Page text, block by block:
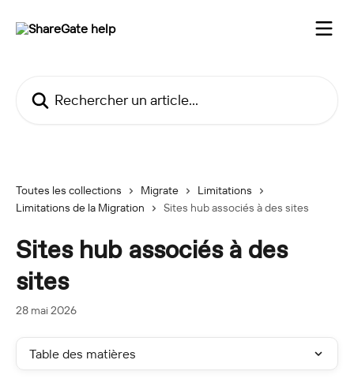
Toutes les collections Migrate
Limitations
Limitations de la Migration
Sites hub associés à des sites
Sites hub associés à des
sites
28 mai 2026
Table des matières